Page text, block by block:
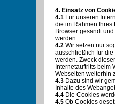
4. Einsatz von
4.1 Für unseren
die im Rahmen Ihres
Browser gesandt
werden.
4.2 Wir setzen nur
ausschließlich für
werden. Zweck
Internetauftritts
Webseiten weiterhin
4.3 Dazu sind wir
Inhalte des
4.4 Die Cookies
4.5 Ob Cookies